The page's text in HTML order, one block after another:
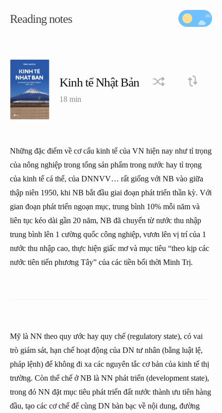
Reading notes
Kinh tế Nhật Bản
18 min
Những đặc điểm về cơ cấu kinh tế của VN hiện nay như tỉ trọng
của nông nghiệp trong tổng sản phẩm trong nước hay tỉ trọng
của kinh tế cá thể, của DNNVV… rất giống với NB vào giữa
thập niên 1950, khi NB bắt đầu giai đoạn phát triển thần kỳ. Với
gian đoạn phát triển ngoạn mục, trung bình 10% mỗi năm và
liên tục kéo dài gần 20 năm, NB đã chuyển từ nước thu nhập
trung bình lên 1 cường quốc công nghiệp, vươn lên vị trí của 1
nước thu nhập cao, thực hiện giấc mơ và mục tiêu “theo kịp các
nước tiên tiến phương Tây” của các tiền bối thời Minh Trị.
Mỹ là NN theo quy ước hay quy chế (regulatory state), có vai
trò giám sát, hạn chế hoạt động của DN tư nhân (bằng luật lệ,
pháp lệnh) để không đi xa các nguyên tắc cơ bản của kinh tế thị
trường. Còn thể chế ở NB là NN phát triển (development state),
trong đó NN đặt mục tiêu phát triển đất nước thành ưu tiên hàng
đầu, tạo các cơ chế để cùng DN bàn bạc về nội dung, đường